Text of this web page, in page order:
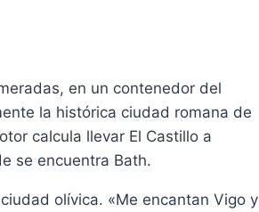
en un contenedor del
la histórica ciudad romana de
calcula llevar El Castillo a
se encuentra Bath.
olívica. «Me encantan Vigo y